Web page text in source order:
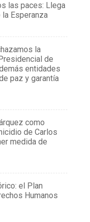
las paces: Llega
la Esperanza
la
de
entidades
paz y garantía
como
de Carlos
medida de
el Plan
Humanos